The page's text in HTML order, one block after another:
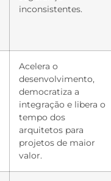
inconsistentes.
Acelera o
desenvolvimento,
democratiza a
integração e libera o
tempo dos
arquitetos para
projetos de maior
valor.